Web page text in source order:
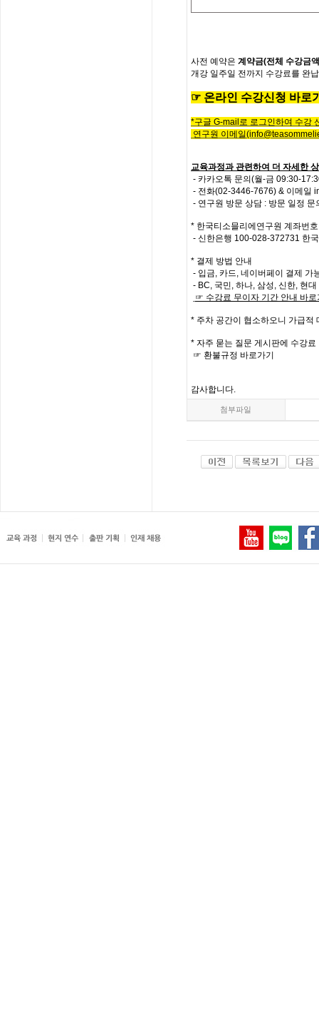
사전 예약은 계약금(전체 수강금
개강 일주일 전까지 수강료를 완
☞ 온라인 수강신청 바로
*구글 G-mail로 로그인하여 수강
연구원 이메일
교육과정과 관련하여 더 자세한
- 카카오톡 문의(월-금 09:30-
- 전화(02-3446-7676) & 이메일
- 연구원 방문 상담 : 방문 일정
* 한국티소믈리에연구원 계좌번호
- 신한은행 100-028-372731 한
* 결제 방법 안내
- 입금, 카드, 네이버페이 결제 가
- BC, 국민, 하나, 삼성, 신한, 현
☞ 수강료 무이자 기간 안내 바로
* 주차 공간이 협소하오니 가급적
* 자주 묻는 질문 게시판에 수강료
☞ 환불규정 바로가기
감사합니다.
첨부파일